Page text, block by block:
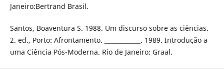
Janeiro:Bertrand Brasil.
Santos, Boaventura S. 1988. Um discurso sobre as ciências.
2. ed., Porto: Afrontamento. ____________. 1989. Introdução a
uma Ciência Pós-Moderna. Rio de Janeiro: Graal.